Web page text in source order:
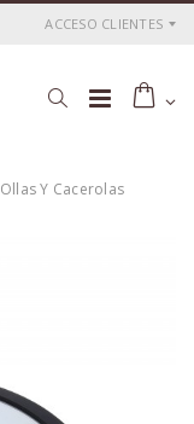
ACCESO CLIENTES
Ollas Y Cacerolas